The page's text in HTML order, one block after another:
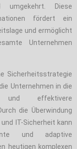
umgekehrt. Diese
fördert ein
und ermöglicht
Unternehmen
Sicherheitsstrategie
Unternehmen in die
und effektivere
die Überwindung
IT-Sicherheit kann
und adaptive
heutigen komplexen